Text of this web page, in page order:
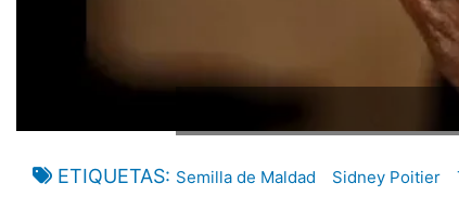
ETIQUETAS Semilla de Maldad Sidney Poitier